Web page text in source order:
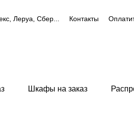
Леруа, Сбер... Контакты
Шкафы на заказ